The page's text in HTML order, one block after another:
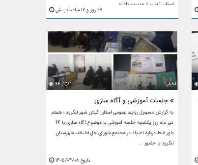
استان تهران با مدیریت اداره ...
۲۷ روز و ۱۷ ساعت پیش
۹۴ , ۱ اخبار
جلسات آموزشی و آگاه سازی
به گزارش مسوول روابط عمومی استان گیلان شهر لنگرود ؛ هفتم
تیر ماه روز یکشنبه جلسه آموزشی با موضوع آگاه سازی با ۴۴
باور غلط درباره اعتیاد در مجتمع شورای حل اختلاف شهرستان
لنگرود با حضور ...
تاریخ ۱۴۰۵/۰۴/۰۸